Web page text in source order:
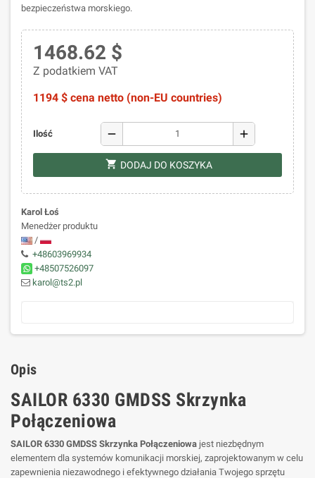
bezpieczeństwa morskiego.
1468.62 $
Z podatkiem VAT
1194 $ cena netto (non-EU countries)
Ilość remove add
shopping_cart DODAJ DO KOSZYKA
Karol Łoś
Menedżer produktu
/
+48603969934
+48507526097
karol@ts2.pl
Opis
SAILOR 6330 GMDSS Skrzynka
Połączeniowa
SAILOR 6330 GMDSS Skrzynka Połączeniowa jest niezbędnym
elementem dla systemów komunikacji morskiej, zaprojektowanym w celu
zapewnienia niezawodnego i efektywnego działania Twojego sprzętu